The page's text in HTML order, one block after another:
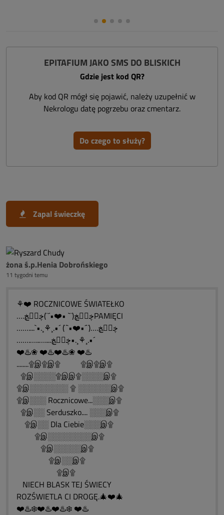
EPITAFIUM JAKO SMS DO BLISKICH
Gdzie jest kod QR?
Aby kod QR mógł się pojawić, należy uzupełnić w
Nekrologu datę pogrzebu oraz cmentarz.
Do czego to służy?
Zapal świeczkę
żona ś.p.Henia Dobrońskiego
11 tygodni temu
⚘❤️ ROCZNICOWE ŚWIATEŁKO
….ڿڰۣڿ(¨` •❤️•´¨)ڿڰۣڿPAMIĘCI
……....`•.¸⚘¸.•´ (¨`•❤️•´¨)….ڿڰۣڿ
…….…..…....ڿڰۣڿ•.¸⚘¸.•´
❤️♨️❀ ❤️♨️❤️♨️❀ ❤️♨️
........۩இ۩இ۩ ۩இ۩இ۩
۩இ░░░░۩இஇ۩░░░░இ۩
۩இ░░░░░░░ ۩ ░░░░░░இ۩
۩இ░░░ Rocznicowe...░░░இ۩
۩இ░░ Serduszko.... ░░░இ۩
۩இ░░ Dla Ciebie░░░இ۩
۩இ░░░░░░░░இ۩
۩இ░░░░░இ۩
۩இ░░இ۩
۩இ۩
NIECH BLASK TEJ ŚWIECY
ROZŚWIETLA CI DROGĘ.🎄❤️🎄
❤️♨️❄️❤️♨️❤️♨️❄️ ❤️♨️